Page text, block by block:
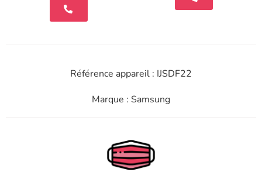
Référence appareil : IJSDF22
Marque : Samsung